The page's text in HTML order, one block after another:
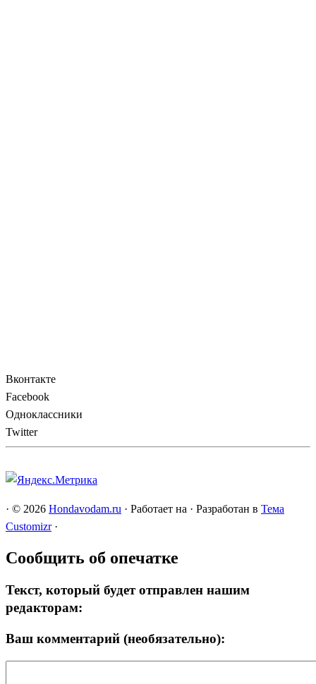
Вконтакте
Facebook
Одноклассники
Twitter
· © 2026 Hondavodam.ru · Работает на · Разработан в Тема
Customizr ·
Сообщить об опечатке
Текст, который будет отправлен нашим
редакторам:
Ваш комментарий (необязательно):